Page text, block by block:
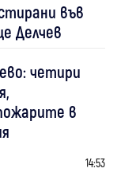
във
Делчев
четири
в
14:53